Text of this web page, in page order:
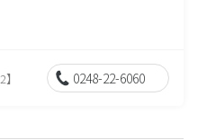
0248-22-6060